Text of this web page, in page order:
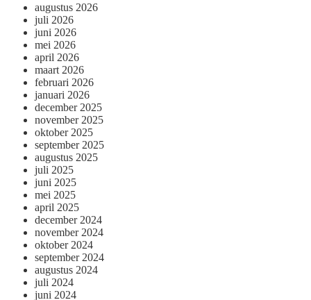
augustus 2026
juli 2026
juni 2026
mei 2026
april 2026
maart 2026
februari 2026
januari 2026
december 2025
november 2025
oktober 2025
september 2025
augustus 2025
juli 2025
juni 2025
mei 2025
april 2025
december 2024
november 2024
oktober 2024
september 2024
augustus 2024
juli 2024
juni 2024